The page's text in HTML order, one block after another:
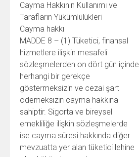
Cayma Hakkının Kullanımı ve
Tarafların Yükümlülükleri
Cayma hakkı
MADDE 8 – (1) Tüketici, finansal
hizmetlere ilişkin mesafeli
sözleşmelerden on dört gün içinde
herhangi bir gerekçe
göstermeksizin ve cezai şart
ödemeksizin cayma hakkına
sahiptir. Sigorta ve bireysel
emekliliğe ilişkin sözleşmelerde
ise cayma süresi hakkında diğer
mevzuatta yer alan tüketici lehine